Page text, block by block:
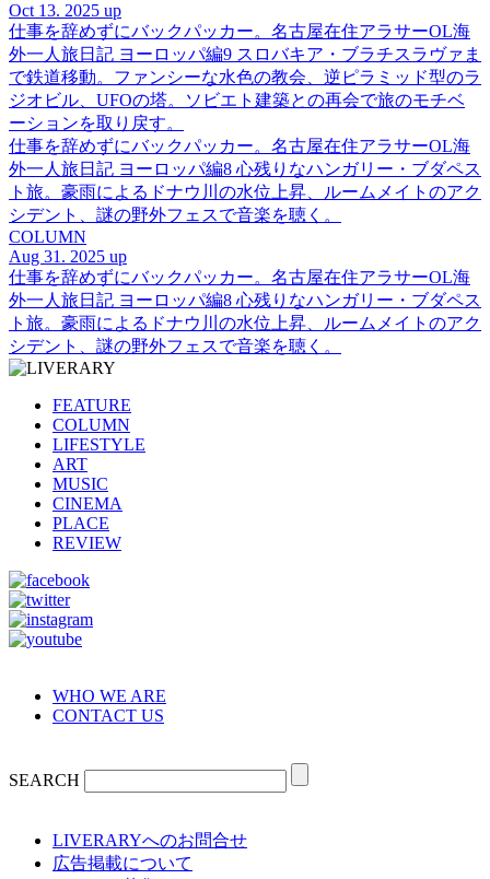
Oct 13. 2025 up
仕事を辞めずにバックパッカー。名古屋在住アラサーOL海
外一人旅日記 ヨーロッパ編9 スロバキア・ブラチスラヴァま
で鉄道移動。ファンシーな水色の教会、逆ピラミッド型のラ
ジオビル、UFOの塔。ソビエト建築との再会で旅のモチベ
ーションを取り戻す。
仕事を辞めずにバックパッカー。名古屋在住アラサーOL海
外一人旅日記 ヨーロッパ編8 心残りなハンガリー・ブダペス
ト旅。豪雨によるドナウ川の水位上昇、ルームメイトのアク
シデント、謎の野外フェスで音楽を聴く。
COLUMN
Aug 31. 2025 up
仕事を辞めずにバックパッカー。名古屋在住アラサーOL海
外一人旅日記 ヨーロッパ編8 心残りなハンガリー・ブダペス
ト旅。豪雨によるドナウ川の水位上昇、ルームメイトのアク
シデント、謎の野外フェスで音楽を聴く。
FEATURE
COLUMN
LIFESTYLE
ART
MUSIC
CINEMA
PLACE
REVIEW
WHO WE ARE
CONTACT US
SEARCH
LIVERARYへのお問合せ
広告掲載について